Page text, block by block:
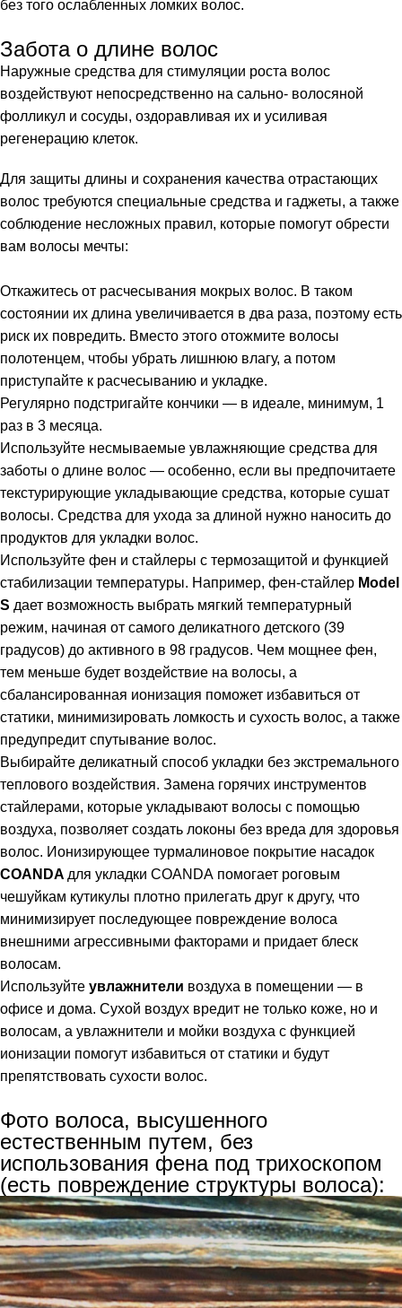
без того ослабленных ломких волос.
Забота о длине волос
Наружные средства для стимуляции роста волос
воздействуют непосредственно на сально- волосяной
фолликул и сосуды, оздоравливая их и усиливая
регенерацию клеток.
Для защиты длины и сохранения качества отрастающих
волос требуются специальные средства и гаджеты, а также
соблюдение несложных правил, которые помогут обрести
вам волосы мечты:
Откажитесь от расчесывания мокрых волос. В таком
состоянии их длина увеличивается в два раза, поэтому есть
риск их повредить. Вместо этого отожмите волосы
полотенцем, чтобы убрать лишнюю влагу, а потом
приступайте к расчесыванию и укладке.
Регулярно подстригайте кончики — в идеале, минимум, 1
раз в 3 месяца.
Используйте несмываемые увлажняющие средства для
заботы о длине волос — особенно, если вы предпочитаете
текстурирующие укладывающие средства, которые сушат
волосы. Средства для ухода за длиной нужно наносить до
продуктов для укладки волос.
Используйте фен и стайлеры с термозащитой и функцией
стабилизации температуры. Например, фен-стайлер Model
S дает возможность выбрать мягкий температурный
режим, начиная от самого деликатного детского (39
градусов) до активного в 98 градусов. Чем мощнее фен,
тем меньше будет воздействие на волосы, а
сбалансированная ионизация поможет избавиться от
статики, минимизировать ломкость и сухость волос, а также
предупредит спутывание волос.
Выбирайте деликатный способ укладки без экстремального
теплового воздействия. Замена горячих инструментов
стайлерами, которые укладывают волосы с помощью
воздуха, позволяет создать локоны без вреда для здоровья
волос. Ионизирующее турмалиновое покрытие насадок
COANDA для укладки COANDA помогает роговым
чешуйкам кутикулы плотно прилегать друг к другу, что
минимизирует последующее повреждение волоса
внешними агрессивными факторами и придает блеск
волосам.
Используйте увлажнители воздуха в помещении — в
офисе и дома. Сухой воздух вредит не только коже, но и
волосам, а увлажнители и мойки воздуха с функцией
ионизации помогут избавиться от статики и будут
препятствовать сухости волос.
Фото волоса, высушенного
естественным путем, без
использования фена под трихоскопом
(есть повреждение структуры волоса):